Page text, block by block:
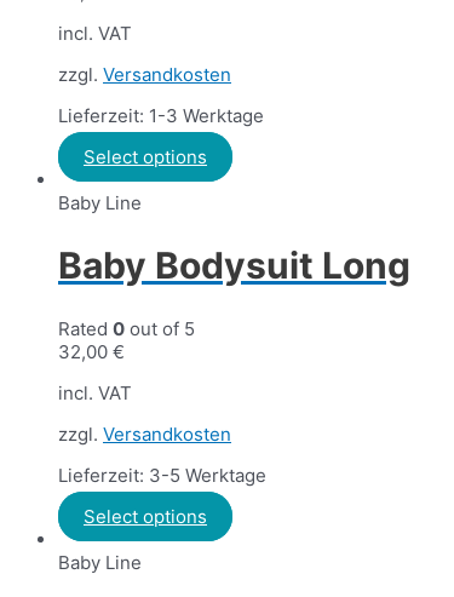
incl. VAT
zzgl. Versandkosten
Lieferzeit: 1-3 Werktage
Select options
Baby Line
Baby Bodysuit Long
Rated 0 out of 5
32,00 €
incl. VAT
zzgl. Versandkosten
Lieferzeit: 3-5 Werktage
Select options
Baby Line